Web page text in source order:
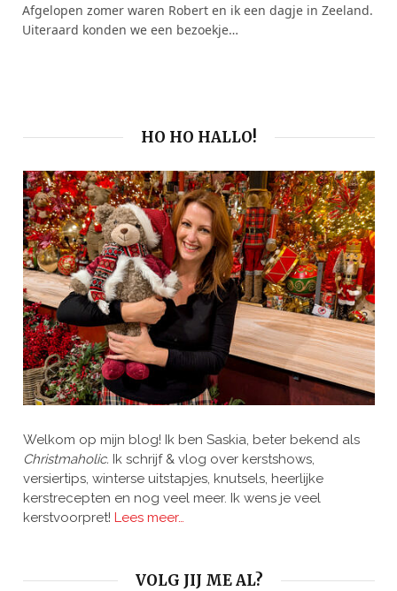
Afgelopen zomer waren Robert en ik een dagje in Zeeland.
Uiteraard konden we een bezoekje…
HO HO HALLO!
Welkom op mijn blog! Ik ben Saskia, beter bekend als
Christmaholic. Ik schrijf & vlog over kerstshows,
versiertips, winterse uitstapjes, knutsels, heerlijke
kerstrecepten en nog veel meer. Ik wens je veel
kerstvoorpret! Lees meer…
VOLG JIJ ME AL?